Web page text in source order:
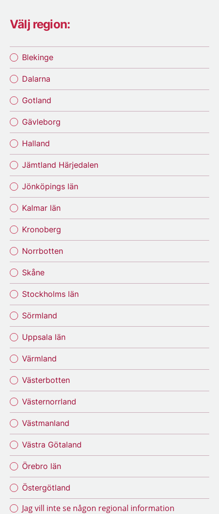
Välj region:
Blekinge
Dalarna
Gotland
Gävleborg
Halland
Jämtland Härjedalen
Jönköpings län
Kalmar län
Kronoberg
Norrbotten
Skåne
Stockholms län
Sörmland
Uppsala län
Värmland
Västerbotten
Västernorrland
Västmanland
Västra Götaland
Örebro län
Östergötland
Jag vill inte se någon regional information